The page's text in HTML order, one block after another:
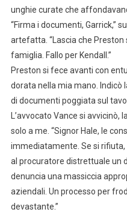
unghie curate che
“Firma i documenti, Garrick,”
artefatta. “Lascia che Preston
famiglia. Fallo per Kendall.”
Preston si fece avanti con
dorata nella mia mano. Indicò
di documenti poggiata sul
L’avvocato Vance si
solo a me. “Signor Hale, le
immediatamente. Se si
al procuratore distrettuale un
denuncia una massiccia
aziendali. Un processo per
devastante.”